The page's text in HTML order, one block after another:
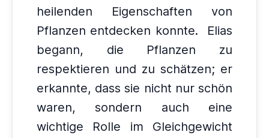
heilenden Eigenschaften von
Pflanzen entdecken konnte.
Elias
begann, die Pflanzen zu
respektieren und zu schätzen; er
erkannte, dass sie nicht nur schön
waren, sondern auch eine
wichtige Rolle im Gleichgewicht